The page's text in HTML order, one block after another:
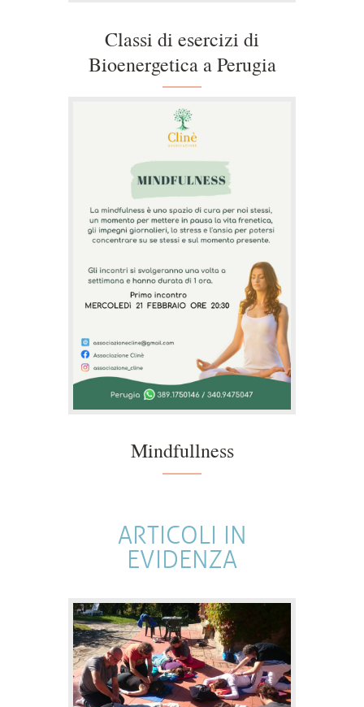
Classi di esercizi di
Bioenergetica a Perugia
Mindfullness
ARTICOLI IN
EVIDENZA